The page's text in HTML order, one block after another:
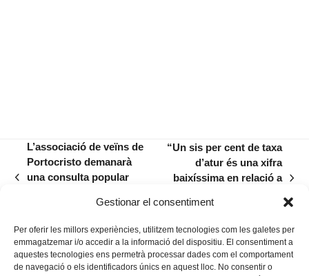
Gestionar el consentiment
Per oferir les millors experiències, utilitzem tecnologies com les galetes per
emmagatzemar i/o accedir a la informació del dispositiu. El consentiment a
aquestes tecnologies ens permetrà processar dades com el comportament
de navegació o els identificadors únics en aquest lloc. No consentir o
previous
L’associació de veïns de
Portocristo demanarà
una consulta popular
localitat costanera
next
post:
“Un sis per cent de taxa
d’atur és una xifra
baixíssima en relació a
haver l’Estat espanyol”